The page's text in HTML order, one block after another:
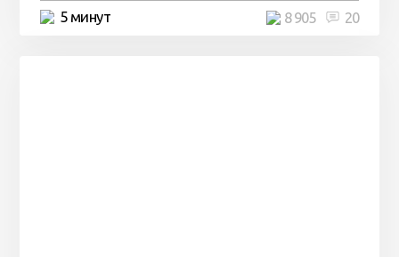
5 минут 20
8 905